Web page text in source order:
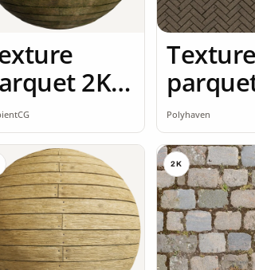
2K
Texture
Polyhaven
2K